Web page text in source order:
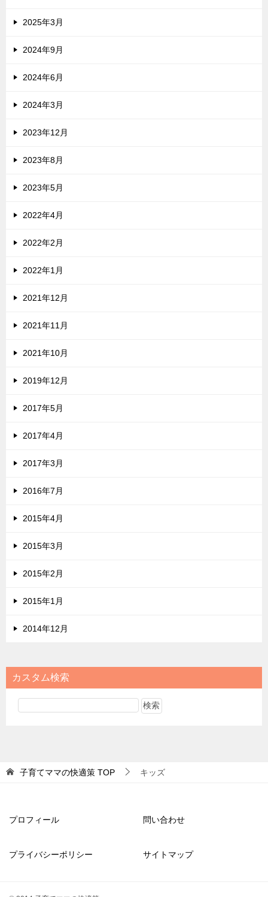
2025年3月
2024年9月
2024年6月
2024年3月
2023年12月
2023年8月
2023年5月
2022年4月
2022年2月
2022年1月
2021年12月
2021年11月
2021年10月
2019年12月
2017年5月
2017年4月
2017年3月
2016年7月
2015年4月
2015年3月
2015年2月
2015年1月
2014年12月
カスタム検索
子育てママの快適策 TOP キッズ
プロフィール 問い合わせ
プライバシーポリシー サイトマップ